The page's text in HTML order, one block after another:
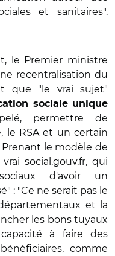
et sanitaires".
le Premier ministre
recentralisation du
que "le vrai sujet"
sociale unique
permettre de
le RSA et un certain
le modèle de
social.gouv.fr, qui
d'avoir un
: "Ce ne serait pas le
et la
les bons tuyaux
à faire des
comme